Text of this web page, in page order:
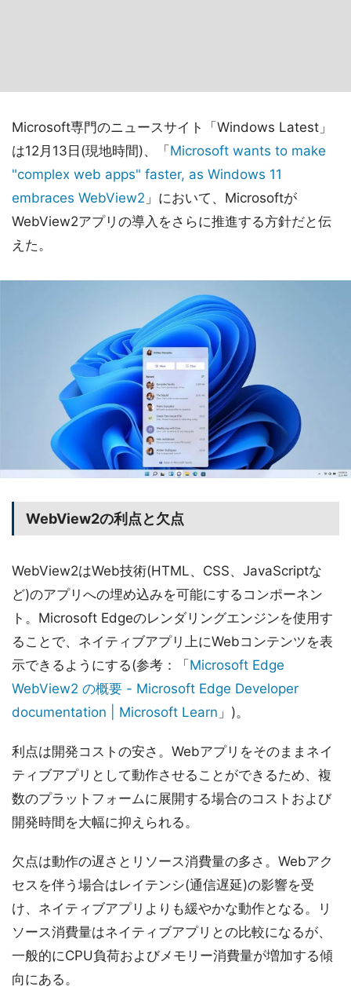
Microsoft専門のニュースサイト「Windows Latest」
は12月13日(現地時間)、「 Microsoft wants to make
"complex web apps" faster, as Windows 11
embraces WebView2 」において、Microsoftが
WebView2アプリの導入をさらに推進する方針だと伝
えた。
WebView2の利点と欠点
WebView2はWeb技術(HTML、CSS、JavaScriptな
ど)のアプリへの埋め込みを可能にするコンポーネン
ト。Microsoft Edgeのレンダリングエンジンを使用す
ることで、ネイティブアプリ上にWebコンテンツを表
示できるようにする(参考：「 Microsoft Edge
WebView2 の概要 - Microsoft Edge Developer
documentation | Microsoft Learn 」)。
利点は開発コストの安さ。Webアプリをそのままネイ
ティブアプリとして動作させることができるため、複
数のプラットフォームに展開する場合のコストおよび
開発時間を大幅に抑えられる。
欠点は動作の遅さとリソース消費量の多さ。Webアク
セスを伴う場合はレイテンシ(通信遅延)の影響を受
け、ネイティブアプリよりも緩やかな動作となる。リ
ソース消費量はネイティブアプリとの比較になるが、
一般的にCPU負荷およびメモリー消費量が増加する傾
向にある。